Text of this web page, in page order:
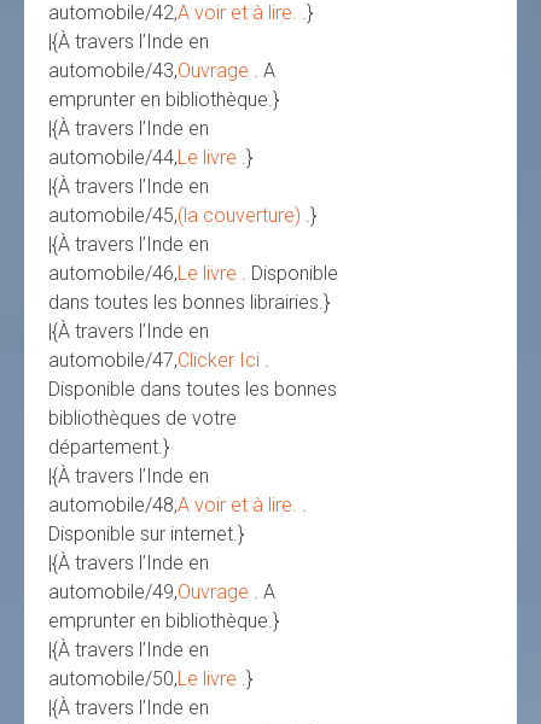
automobile/42,A voir et à lire. .}
|{À travers l’Inde en
automobile/43,Ouvrage . A
emprunter en bibliothèque.}
|{À travers l’Inde en
automobile/44,Le livre .}
|{À travers l’Inde en
automobile/45,(la couverture) .}
|{À travers l’Inde en
automobile/46,Le livre . Disponible
dans toutes les bonnes librairies.}
|{À travers l’Inde en
automobile/47,Clicker Ici .
Disponible dans toutes les bonnes
bibliothèques de votre
département.}
|{À travers l’Inde en
automobile/48,A voir et à lire. .
Disponible sur internet.}
|{À travers l’Inde en
automobile/49,Ouvrage . A
emprunter en bibliothèque.}
|{À travers l’Inde en
automobile/50,Le livre .}
|{À travers l’Inde en